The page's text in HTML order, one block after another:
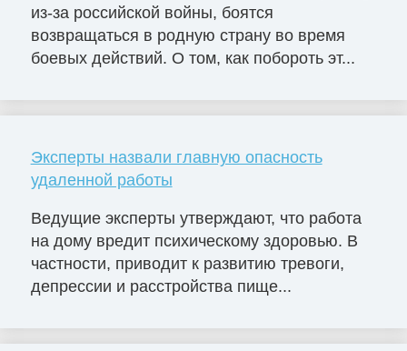
из-за российской войны, боятся
возвращаться в родную страну во время
боевых действий. О том, как побороть эт...
Эксперты назвали главную опасность
удаленной работы
Ведущие эксперты утверждают, что работа
на дому вредит психическому здоровью. В
частности, приводит к развитию тревоги,
депрессии и расстройства пище...